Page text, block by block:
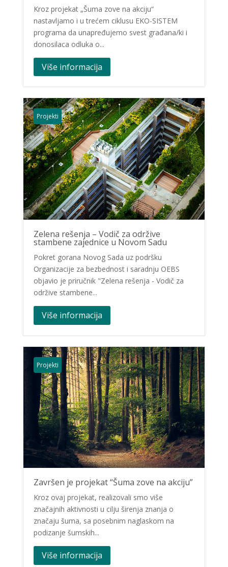
Kroz projekat „Šuma zove na akciju“
nastavljamo i u trećem ciklusu EKO-SISTEM
programa da unapređujemo svest građana/ki i
donosilaca odluka o...
Više informacija
Projekti
Zelena rešenja – Vodič za održive
stambene zajednice u Novom Sadu
Pokret gorana Novog Sada uz podršku
Organizacije za bezbednost i saradnju OEBS
objavio je priručnik "Zelena rešenja - Vodič za
održive stambene...
Više informacija
Projekti
Završen je projekat “Šuma zove na akciju”
Kroz ovaj projekat, realizovali smo više
značajnih aktivnosti u cilju širenja znanja o
značaju šuma, sa posebnim naglaskom na
podizanje šumskih...
Više informacija